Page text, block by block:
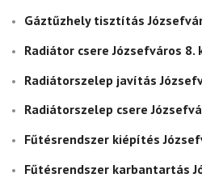
Gáztűzhely tisztítás
Radiátor csere Józsefváros 8.
Radiátorszelep javítás
Radiátorszelep csere
Fűtésrendszer kiépítés
Fűtésrendszer karbantartás